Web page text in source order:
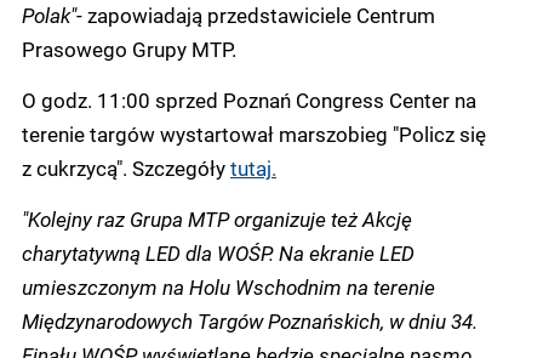
Polak"- zapowiadają przedstawiciele Centrum
Prasowego Grupy MTP.
O godz. 11:00 sprzed Poznań Congress Center na
terenie targów wystartował marszobieg "Policz się
z cukrzycą". Szczegółytutaj.
"Kolejny raz Grupa MTP organizuje też Akcję
charytatywną LED dla WOŚP. Na ekranie LED
umieszczonym na Holu Wschodnim na terenie
Międzynarodowych Targów Poznańskich, w dniu 34.